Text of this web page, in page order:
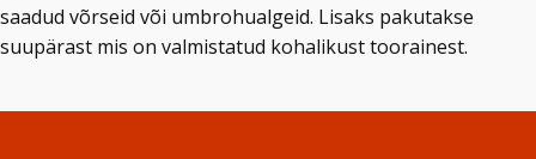
saadud võrseid või umbrohualgeid. Lisaks pakutakse
suupärast mis on valmistatud kohalikust toorainest.